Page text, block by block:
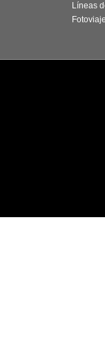
Líneas